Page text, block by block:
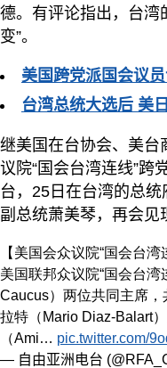
德。有评论指出，台湾
变”。
美国跨党派国会议
台湾总统大选后 美
继美国在台协会、美台
议院“国会台湾连线”跨
台，25日在台湾的总
副总统萧美琴，再会见
【美国会众议院“国会台
美国联邦众议院“国会台
Caucus）两位共同主席，
拉特（Mario Diaz-Balart
（Ami… pic.twitter.com/
— 自由亚洲电台